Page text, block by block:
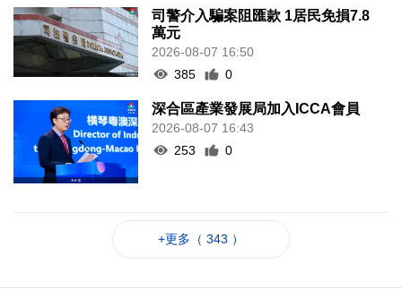
司警介入騙案阻匯款 1居民免損7.8
萬元
2026-08-07 16:50
385
0
深合區產業發展局加入ICCA會員
2026-08-07 16:43
253
0
+更多（ 343 ）